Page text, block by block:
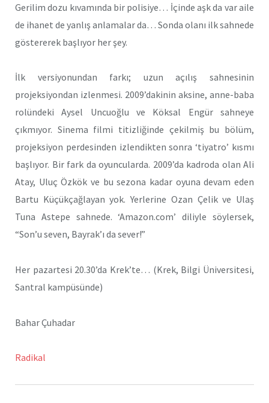
Gerilim dozu kıvamında bir polisiye… İçinde aşk da var aile
de ihanet de yanlış anlamalar da… Sonda olanı ilk sahnede
göstererek başlıyor her şey.
İlk versiyonundan farkı; uzun açılış sahnesinin
projeksiyondan izlenmesi. 2009’dakinin aksine, anne-baba
rolündeki Aysel Uncuoğlu ve Köksal Engür sahneye
çıkmıyor. Sinema filmi titizliğinde çekilmiş bu bölüm,
projeksiyon perdesinden izlendikten sonra ‘tiyatro’ kısmı
başlıyor. Bir fark da oyuncularda. 2009’da kadroda olan Ali
Atay, Uluç Özkök ve bu sezona kadar oyuna devam eden
Bartu Küçükçağlayan yok. Yerlerine Ozan Çelik ve Ulaş
Tuna Astepe sahnede. ‘Amazon.com’ diliyle söylersek,
“Son’u seven, Bayrak’ı da sever!”
Her pazartesi 20.30’da Krek’te… (Krek, Bilgi Üniversitesi,
Santral kampüsünde)
Bahar Çuhadar
Radikal